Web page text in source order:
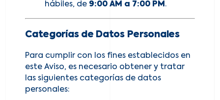
hábiles, de 9:00 AM a 7:00 PM.
Categorías de Datos Personales
Para cumplir con los fines establecidos en
este Aviso, es necesario obtener y tratar
las siguientes categorías de datos
personales: